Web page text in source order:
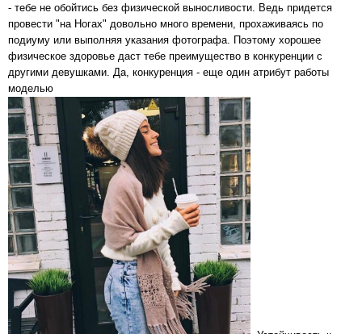
- тебе не обойтись без физической выносливости. Ведь придется
провести "на Ногах" довольно много времени, прохаживаясь по
подиуму или выполняя указания фотографа. Поэтому хорошее
физическое здоровье даст тебе преимущество в конкуренции с
другими девушками. Да, конкуренция - еще один атрибут работы
моделью